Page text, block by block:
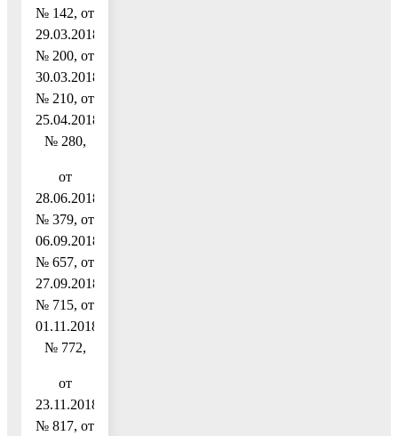
№ 142, от
29.03.2018
№ 200, от
30.03.2018
№ 210, от
25.04.2018
№ 280,
от
28.06.2018
№ 379, от
06.09.2018
№ 657, от
27.09.2018
№ 715, от
01.11.2018
№ 772,
от
23.11.2018
№ 817, от